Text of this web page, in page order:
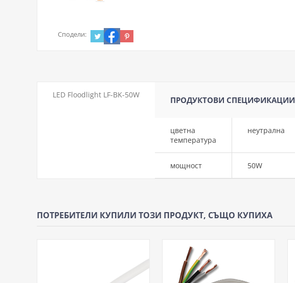
Сподели:
LED Floodlight LF-BK-50W
ПРОДУКТОВИ СПЕЦИФИКАЦИИ
цветна
температура
неутрална
мощност 50W
ПОТРЕБИТЕЛИ КУПИЛИ ТОЗИ ПРОДУКТ, СЪЩО КУПИХА